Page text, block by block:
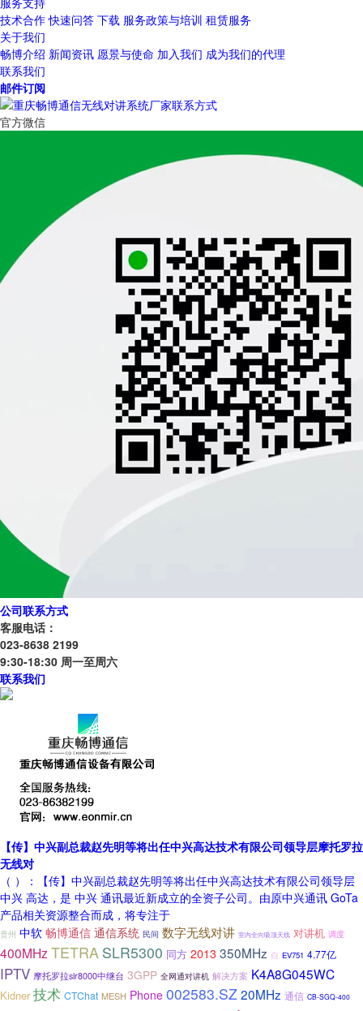
技术合作 快速问答 下载 服务政策与培训 租赁服务
关于我们
畅博介绍 新闻资讯 愿景与使命 加入我们 成为我们的代理
联系我们
邮件订阅
官方微信
公司联系方式
客服电话：
023-8638 2199
9:30-18:30 周一至周六
联系我们
【传】中兴副总裁赵先明等将出任中兴高达技术有限公司领导层摩托罗拉
无线对
（ ）：【传】中兴副总裁赵先明等将出任中兴高达技术有限公司领导层
中兴 高达，是 中兴 通讯最近新成立的全资子公司。由原中兴通讯 GoTa
产品相关资源整合而成，将专注于
贵州 中软 畅博通信 通信系统 民间 数字无线对讲 室内全向吸顶天线 对讲机 调度
400MHz TETRA SLR5300 同方 2013 350MHz 自 EV751 4.77亿
IPTV 摩托罗拉slr8000中继台 3GPP 全网通对讲机 解决方案 K4A8G045WC
Kidner 技术 CTChat MESH Phone 002583.SZ20MHz 通信 CB-SGQ-400